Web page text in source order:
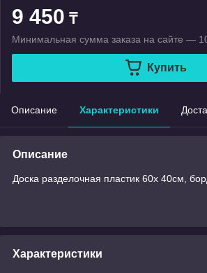
9 450 ₸
Минимальная сумма заказа на сайте —
Купить
Описание Характеристики
Описание
Доска разделочная пластик 60х 40см,
Характеристики